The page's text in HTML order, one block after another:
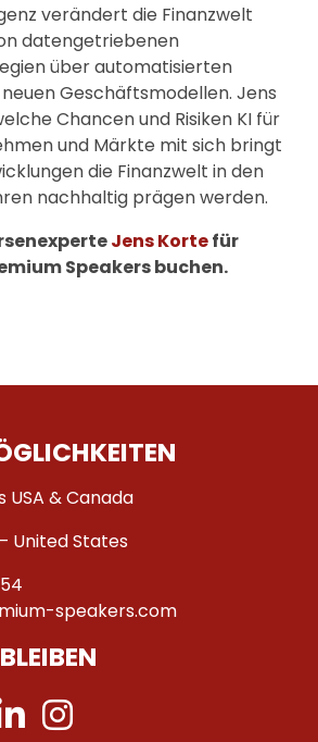
verändert die Finanzwelt
datengetriebenen
über automatisierten
neuen Geschäftsmodellen. Jens
Chancen und Risiken KI für
und Märkte mit sich bringt
die Finanzwelt in den
nachhaltig prägen werden.
Jens Kortefür
Speakers buchen.
USA & Canada
United States
speakers.com